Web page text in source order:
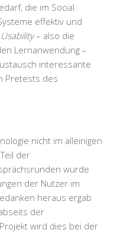
die im Social
effektiv und
Usability– also die
Lernanwendung –
interessante
Pretests des
nicht im alleinigen
der
wurde
der Nutzer im
heraus ergab
der
wird dies bei der